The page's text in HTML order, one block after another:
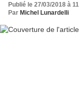
Publié le 27/03/2018 à
Par Michel Lunardelli